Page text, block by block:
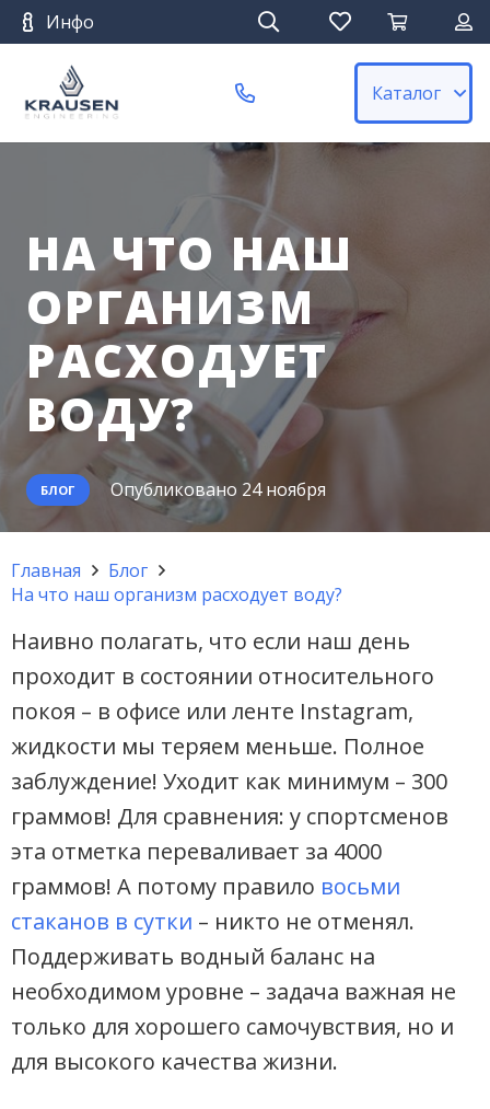
Инфо
Каталог
НА ЧТО НАШ
ОРГАНИЗМ
РАСХОДУЕТ
ВОДУ?
БЛОГ Опубликовано 24 ноября
Главная
Блог
На что наш организм расходует воду?
Наивно полагать, что если наш день
проходит в состоянии относительного
покоя – в офисе или ленте Instagram,
жидкости мы теряем меньше. Полное
заблуждение! Уходит как минимум – 300
граммов! Для сравнения: у спортсменов
эта отметка переваливает за 4000
граммов! А потому правило восьми
стаканов в сутки – никто не отменял.
Поддерживать водный баланс на
необходимом уровне – задача важная не
только для хорошего самочувствия, но и
для высокого качества жизни.